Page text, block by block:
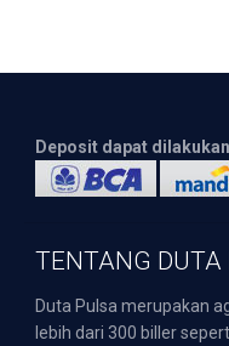
Deposit dapat
TENTANG DUTA
Duta Pulsa merupakan
lebih dari 300 biller